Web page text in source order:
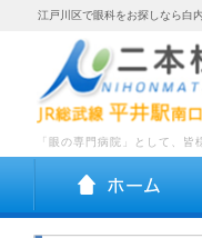
江戸川区で眼科をお探しなら白
「眼の専門病院」として、皆